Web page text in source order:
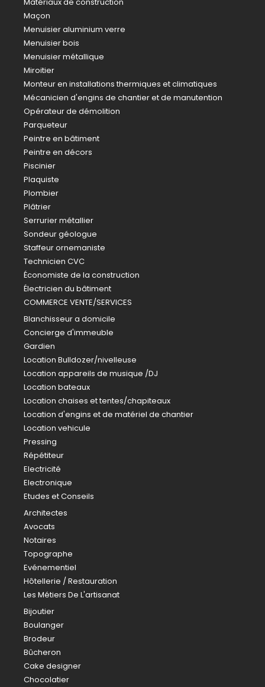
Maçon
Menuisier aluminium verre
Menuisier bois
Menuisier métallique
Miroitier
Monteur en installations thermiques et climatiques
Mécanicien d'engins de chantier et de manutention
Opérateur de démolition
Parqueteur
Peintre en bâtiment
Peintre en décors
Piscinier
Plaquiste
Plombier
Plâtrier
Serrurier métallier
Sondeur géologue
Staffeur ornemaniste
Technicien CVC
Économiste de la construction
Électricien du bâtiment
COMMERCE VENTE/SERVICES
Blanchisseur a domicile
Concierge d'immeuble
Gardien
Location Bulldozer/nivelleuse
Location appareils de musique /DJ
Location bateaux
Location chaises et tentes/chapiteaux
Location d'engins et de matériel de chantier
Location vehicule
Pressing
Répétiteur
Electricité
Electronique
Etudes et Conseils
Architectes
Avocats
Notaires
Topographe
Evénementiel
Hôtellerie / Restauration
Les Métiers De L'artisanat
Bijoutier
Boulanger
Brodeur
Bûcheron
Cake designer
Chocolatier